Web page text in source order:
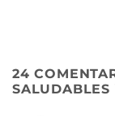
24
SALUDABLES